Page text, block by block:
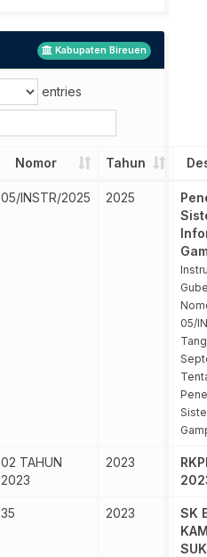
Kabupaten Bireuen
entries
Nomor Tahun
05/INSTR/2025 2025
05/
02 TAHUN
2023
2023
35 2023
SK